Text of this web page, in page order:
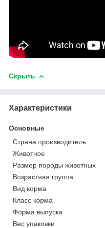
Скрыть
Характеристики
Основные
Страна производитель
Животное
Размер породы животных
Возрастная группа
Вид корма
Класс корма
Форма выпуска
Вес упаковки